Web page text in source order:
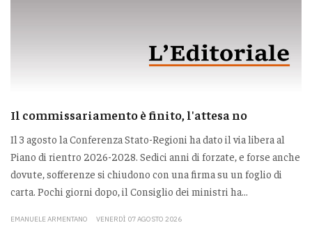
Il commissariamento è finito, l'attesa no
Il 3 agosto la Conferenza Stato-Regioni ha dato il via libera al
Piano di rientro 2026-2028. Sedici anni di forzate, e forse anche
dovute, sofferenze si chiudono con una firma su un foglio di
carta. Pochi giorni dopo, il Consiglio dei ministri ha...
EMANUELE ARMENTANO VENERDÌ 07 AGOSTO 2026